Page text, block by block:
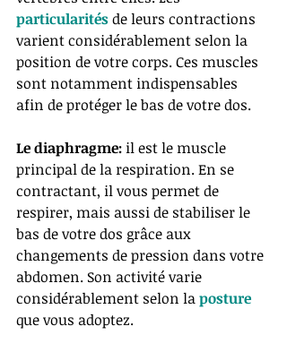
particularités de leurs contractions
varient considérablement selon la
position de votre corps. Ces muscles
sont notamment indispensables
afin de protéger le bas de votre dos.
Le diaphragme: il est le muscle
principal de la respiration. En se
contractant, il vous permet de
respirer, mais aussi de stabiliser le
bas de votre dos grâce aux
changements de pression dans votre
abdomen. Son activité varie
considérablement selon la posture
que vous adoptez.